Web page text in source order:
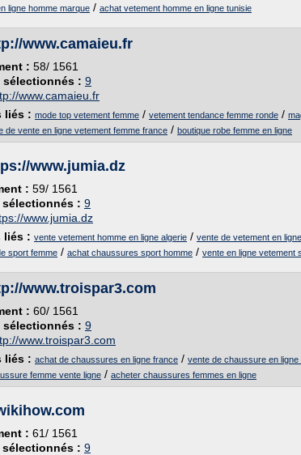
ligne homme marque / achat vetement homme en ligne tunisie
www.camaieu.fr
: 58/ 1561
sélectionnés : 9
www.camaieu.fr
liés : mode top vetement femme / vetement tendance femme ronde /
de vente en ligne vetement femme france / boutique robe femme en ligne
www.jumia.dz
: 59/ 1561
: 9
www.jumia.dz
liés : vente vetement homme en ligne algerie / vente de vetement en
sport femme / achat chaussures sport homme / vente en ligne vetement
www.troispar3.com
: 60/ 1561
sélectionnés : 9
www.troispar3.com
liés : achat de chaussures en ligne france / vente de chaussure en ligne
femme vente ligne / acheter chaussures femmes en ligne
: 61/ 1561
: 9